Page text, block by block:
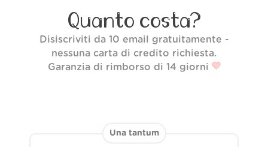
Quanto costa?
Disiscriviti da 10 email gratuitamente -
nessuna carta di credito richiesta.
Garanzia di rimborso di 14 giorni
Una tantum